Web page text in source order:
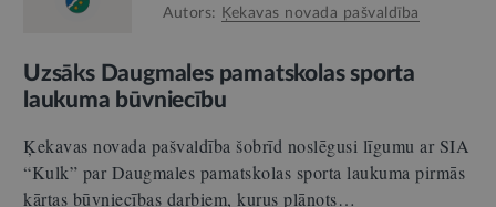
Autors:
Ķekavas novada pašvaldība
Uzsāks Daugmales pamatskolas sporta
laukuma būvniecību
Ķekavas novada pašvaldība šobrīd noslēgusi līgumu ar SIA
“Kulk” par Daugmales pamatskolas sporta laukuma pirmās
kārtas būvniecības darbiem, kurus plānots…